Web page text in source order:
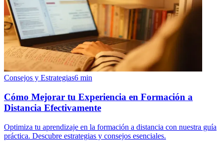
Consejos y Estrategias6 min
Cómo Mejorar tu Experiencia en Formación a
Distancia Efectivamente
Optimiza tu aprendizaje en la formación a distancia con nuestra guía
práctica. Descubre estrategias y consejos esenciales.